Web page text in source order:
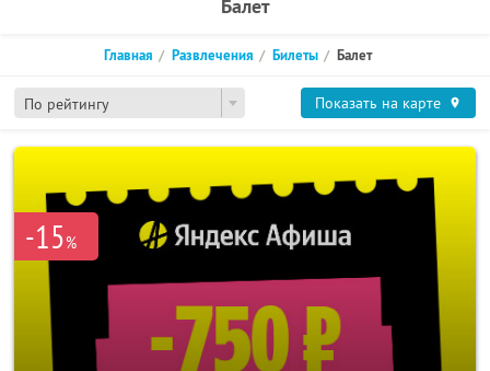
Балет
По рейтингу
Главная Развлечения Билеты Балет
Показать на карте
-15%